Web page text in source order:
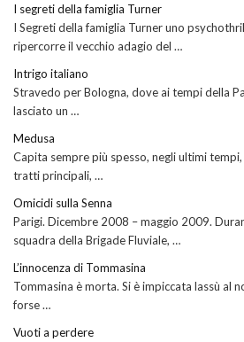
I segreti della famiglia Turner
I Segreti della famiglia Turner uno
ripercorre il vecchio adagio del …
Intrigo italiano
Stravedo per Bologna, dove ai tempi della
lasciato un …
Medusa
Capita sempre più spesso, negli ultimi
tratti principali, …
Omicidi sulla Senna
Parigi. Dicembre 2008 – maggio 2009.
squadra della Brigade Fluviale, …
L’innocenza di Tommasina
Tommasina è morta. Si è impiccata lassù al
forse …
Vuoti a perdere